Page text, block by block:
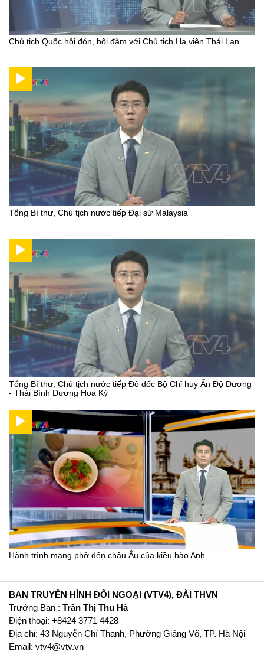
Chủ tịch Quốc hội đón, hội đàm với Chủ tịch Hạ viện Thái Lan
Tổng Bí thư, Chủ tịch nước tiếp Đại sứ Malaysia
Tổng Bí thư, Chủ tịch nước tiếp Đô đốc Bộ Chỉ huy Ấn Độ Dương
- Thái Bình Dương Hoa Kỳ
Hành trình mang phở đến châu Âu của kiều bào Anh
BAN TRUYỀN HÌNH ĐỐI NGOẠI (VTV4), ĐÀI THVN
Trưởng Ban : Trần Thị Thu Hà
Ðiện thoại: +8424 3771 4428
Địa chỉ: 43 Nguyễn Chí Thanh, Phường Giảng Võ, TP. Hà Nội
Email: vtv4@vtv.vn